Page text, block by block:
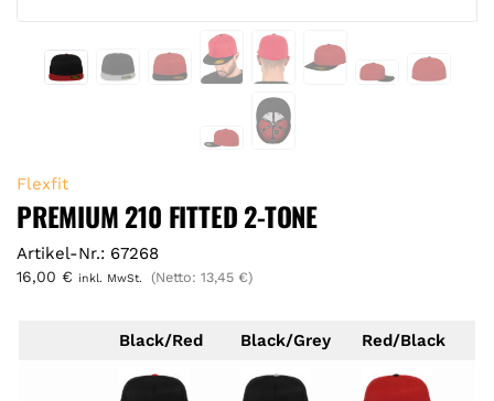
Flexfit
PREMIUM 210 FITTED 2-TONE
Artikel-Nr.: 67268
16,00 € inkl. MwSt. (Netto: 13,45 €)
Black/Red Black/Grey Red/Black